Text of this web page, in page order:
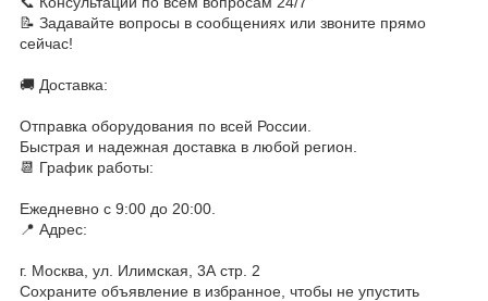
📝 Задавайте вопросы в сообщениях или звоните прямо
сейчас!
🚚 Доставка:
Отправка оборудования по всей России.
Быстрая и надежная доставка в любой регион.
📆 График работы:
Ежедневно с 9:00 до 20:00.
📍 Адрес:
г. Москва, ул. Илимская, 3А стр. 2
Сохраните объявление в избранное, чтобы не упустить